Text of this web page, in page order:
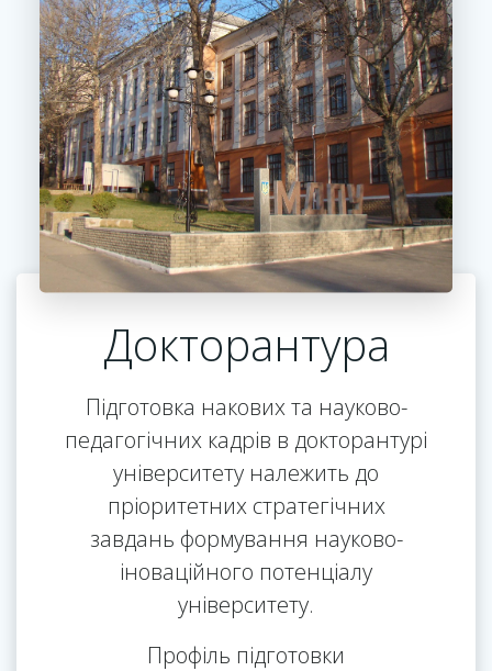
Докторантура
Підготовка накових та науково-
педагогічних кадрів в докторантурі
університету належить до
пріоритетних стратегічних
завдань формування науково-
іноваційного потенціалу
університету.
Профіль підготовки